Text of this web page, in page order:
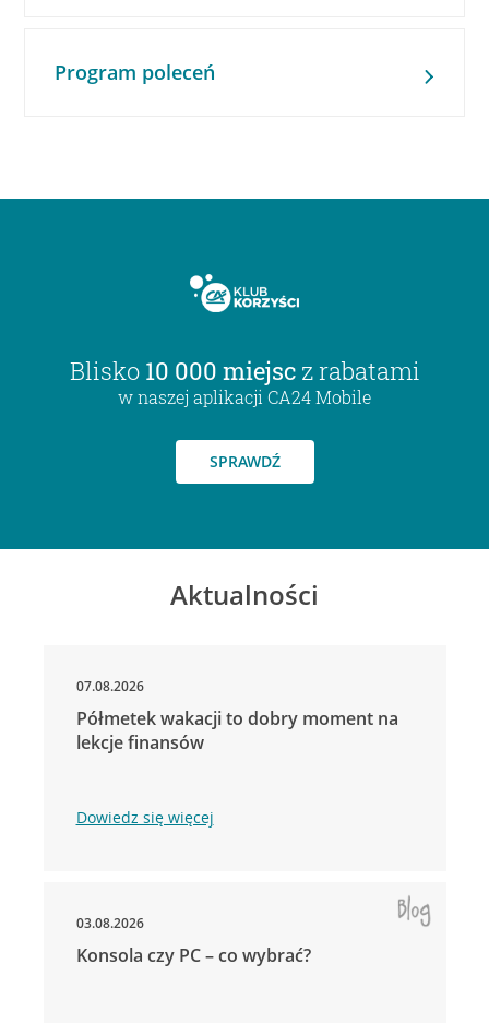
Program poleceń
Blisko 10 000 miejsc z rabatami
w naszej aplikacji CA24 Mobile
SPRAWDŹ
Aktualności
07.08.2026
Półmetek wakacji to dobry moment na
lekcje finansów
Dowiedz się więcej
03.08.2026
Konsola czy PC – co wybrać?